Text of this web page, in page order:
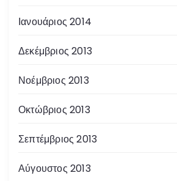
Ιανουάριος 2014
Δεκέμβριος 2013
Νοέμβριος 2013
Οκτώβριος 2013
Σεπτέμβριος 2013
Αύγουστος 2013